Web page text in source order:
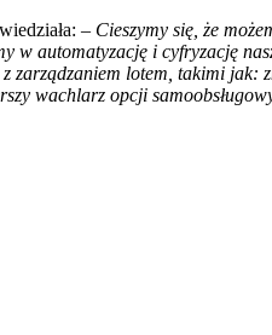
– Cieszymy się, że
w automatyzację i cyfryzację
zarządzaniem lotem, takimi
wachlarz opcji